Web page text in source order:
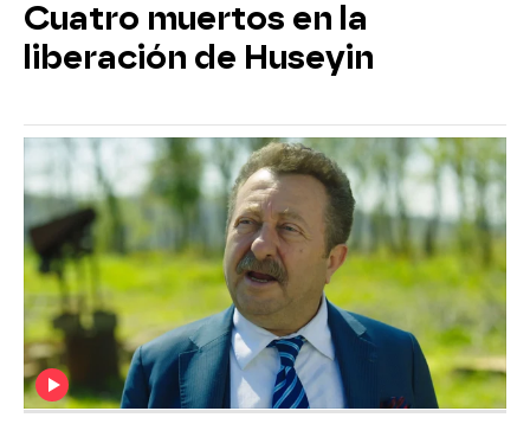
Cuatro muertos en la
liberación de Huseyin